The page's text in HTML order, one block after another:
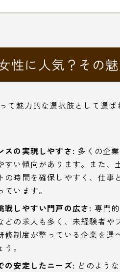
性に人気？その
て魅力的な選択肢として選
スの実現しやすさ: 多くの企
すい傾向があります。また
の時間を確保しやすく、仕事
います。
戦しやすい門戸の広さ: 専門
どの求人も多く、未経験者や
修制度が整っている企業を選
。
の安定したニーズ: どのよう